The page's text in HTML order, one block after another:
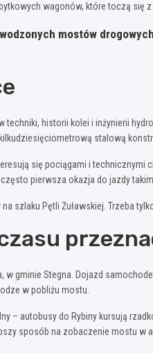
wagonów, które toczą się z
mostów
techniki, historii kolei i inżynierii
stalową
się pociągami i
pierwsza okazja do jazdy takim
szlaku Pętli Żuławskiej. Trzeba
w gminie Stegna. Dojazd
w pobliżu mostu.
– autobusy do Rybiny kursują
sposób na zobaczenie mostu w